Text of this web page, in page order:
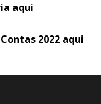
aqui
2022 aqui